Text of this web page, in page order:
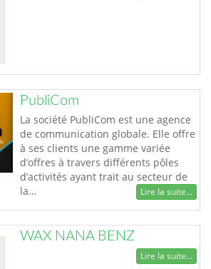
PubliCom
La société PubliCom est une agence
de communication globale. Elle offre
à ses clients une gamme variée
d’offres à travers différents pôles
d’activités ayant trait au secteur de
la…
Lire la suite...
WAX NANA BENZ
Lire la suite...